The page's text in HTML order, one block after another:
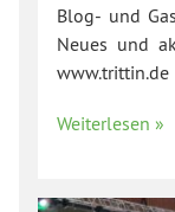
Blog- und
Neues und
www.trittin.de
Weiterlesen »